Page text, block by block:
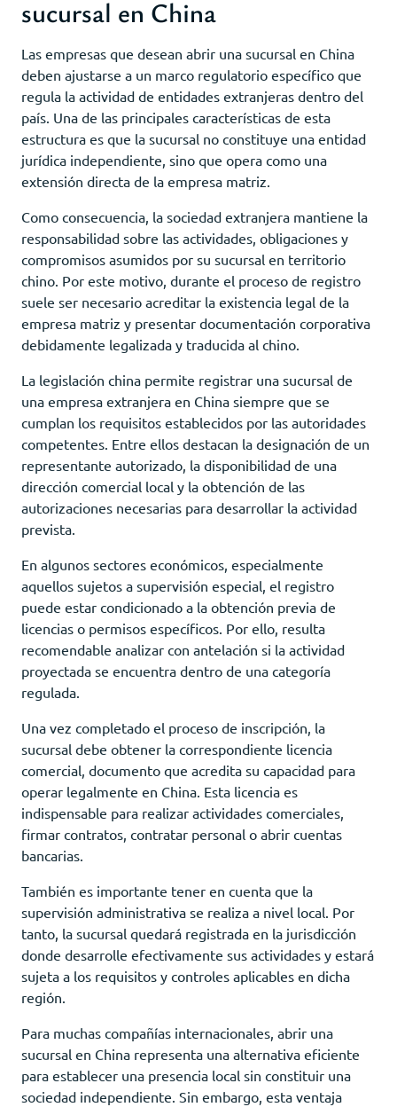
sucursal en China
Las empresas que desean abrir una sucursal en China
deben ajustarse a un marco regulatorio específico que
regula la actividad de entidades extranjeras dentro del
país. Una de las principales características de esta
estructura es que la sucursal no constituye una entidad
jurídica independiente, sino que opera como una
extensión directa de la empresa matriz.
Como consecuencia, la sociedad extranjera mantiene la
responsabilidad sobre las actividades, obligaciones y
compromisos asumidos por su sucursal en territorio
chino. Por este motivo, durante el proceso de registro
suele ser necesario acreditar la existencia legal de la
empresa matriz y presentar documentación corporativa
debidamente legalizada y traducida al chino.
La legislación china permite registrar una sucursal de
una empresa extranjera en China siempre que se
cumplan los requisitos establecidos por las autoridades
competentes. Entre ellos destacan la designación de un
representante autorizado, la disponibilidad de una
dirección comercial local y la obtención de las
autorizaciones necesarias para desarrollar la actividad
prevista.
En algunos sectores económicos, especialmente
aquellos sujetos a supervisión especial, el registro
puede estar condicionado a la obtención previa de
licencias o permisos específicos. Por ello, resulta
recomendable analizar con antelación si la actividad
proyectada se encuentra dentro de una categoría
regulada.
Una vez completado el proceso de inscripción, la
sucursal debe obtener la correspondiente licencia
comercial, documento que acredita su capacidad para
operar legalmente en China. Esta licencia es
indispensable para realizar actividades comerciales,
firmar contratos, contratar personal o abrir cuentas
bancarias.
También es importante tener en cuenta que la
supervisión administrativa se realiza a nivel local. Por
tanto, la sucursal quedará registrada en la jurisdicción
donde desarrolle efectivamente sus actividades y estará
sujeta a los requisitos y controles aplicables en dicha
región.
Para muchas compañías internacionales, abrir una
sucursal en China representa una alternativa eficiente
para establecer una presencia local sin constituir una
sociedad independiente. Sin embargo, esta ventaja